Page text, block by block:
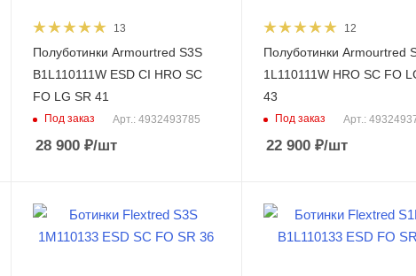
13
Полуботинки Armourtred S3S
B1L110111W ESD CI HRO SC
FO LG SR 41
Под заказ Арт.: 4932493785
28 900₽/шт
12
Полуботинки Armourtred
1L110111W HRO SC FO
43
Под заказ Арт.:
22 900₽/шт